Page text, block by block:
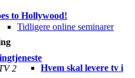
Tidligere online seminarer
Hvem skal levere tv i
to Hollywood!
2